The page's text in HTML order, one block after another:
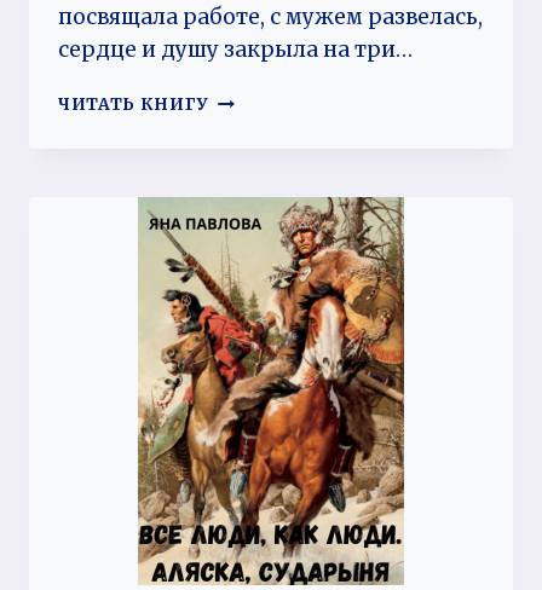
посвящала работе, с мужем развелась,
сердце и душу закрыла на три…
ЧИТАТЬ КНИГУ ТАЙНЫ